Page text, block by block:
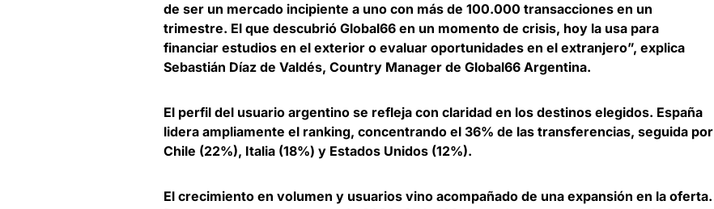
de ser un mercado incipiente a uno con más de 100.000 transacciones en un
trimestre. El que descubrió Global66 en un momento de crisis, hoy la usa para
financiar estudios en el exterior o evaluar oportunidades en el extranjero”, explica
Sebastián Díaz de Valdés, Country Manager de Global66 Argentina.
El perfil del usuario argentino se refleja con claridad en los destinos elegidos. España
lidera ampliamente el ranking, concentrando el 36% de las transferencias, seguida por
Chile (22%), Italia (18%) y Estados Unidos (12%).
El crecimiento en volumen y usuarios vino acompañado de una expansión en la oferta.